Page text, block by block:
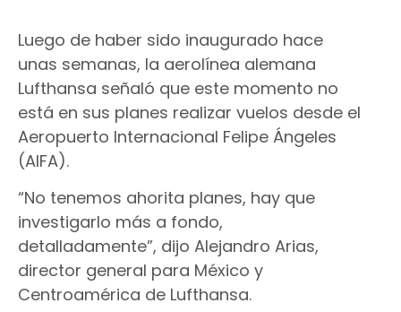
Luego de haber sido inaugurado hace
unas semanas, la aerolínea alemana
Lufthansa señaló que este momento no
está en sus planes realizar vuelos desde el
Aeropuerto Internacional Felipe Ángeles
(AIFA).
“No tenemos ahorita planes, hay que
investigarlo más a fondo,
detalladamente”, dijo Alejandro Arias,
director general para México y
Centroamérica de Lufthansa.